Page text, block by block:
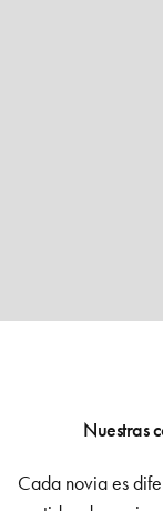
Nuestras
Cada novia es